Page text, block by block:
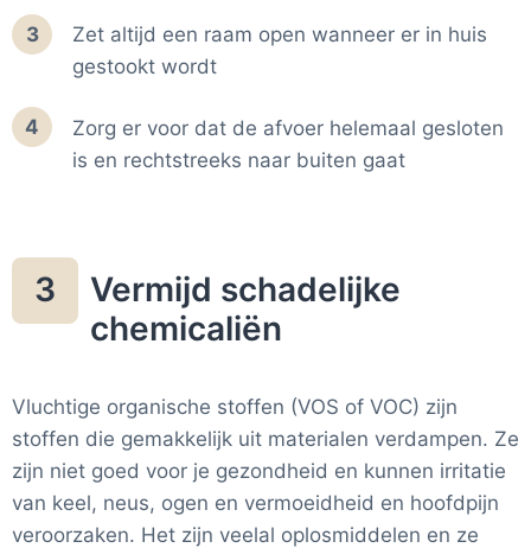
3
Zet altijd een raam open wanneer er in huis
gestookt wordt
4
Zorg er voor dat de afvoer helemaal gesloten
is en rechtstreeks naar buiten gaat
3
Vermijd schadelijke
chemicaliën
Vluchtige organische stoffen (VOS of VOC) zijn
stoffen die gemakkelijk uit materialen verdampen. Ze
zijn niet goed voor je gezondheid en kunnen irritatie
van keel, neus, ogen en vermoeidheid en hoofdpijn
veroorzaken. Het zijn veelal oplosmiddelen en ze